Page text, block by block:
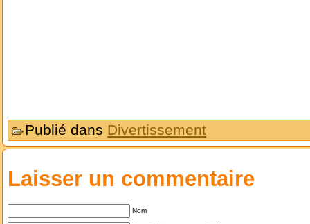
Publié dans Divertissement
Laisser un commentaire
Nom